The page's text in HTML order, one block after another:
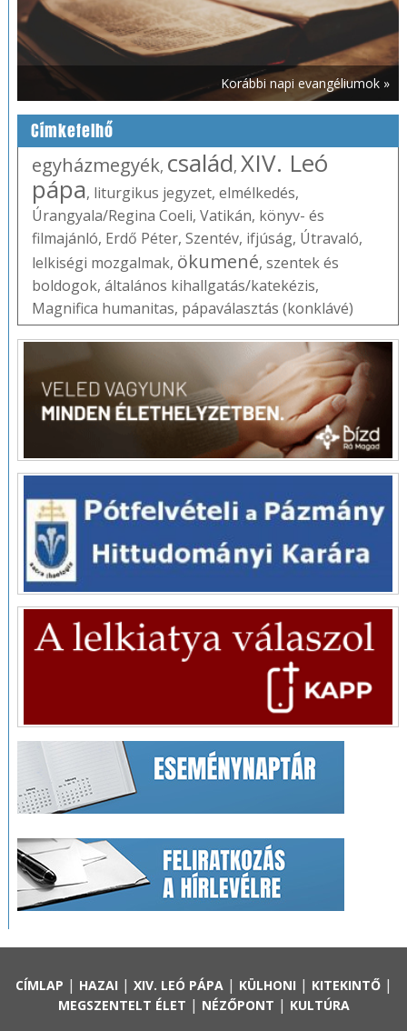
Korábbi napi evangéliumok »
Címkefelhő
egyházmegyék, család, XIV. Leó
pápa, liturgikus jegyzet, elmélkedés,
Úrangyala/Regina Coeli, Vatikán, könyv- és
filmajánló, Erdő Péter, Szentév, ifjúság, Útravaló,
lelkiségi mozgalmak, ökumené, szentek és
boldogok, általános kihallgatás/katekézis,
Magnifica humanitas, pápaválasztás (konklávé)
CÍMLAP | HAZAI | XIV. LEÓ PÁPA| KÜLHONI | KITEKINTŐ|
MEGSZENTELT ÉLET | NÉZŐPONT | KULTÚRA